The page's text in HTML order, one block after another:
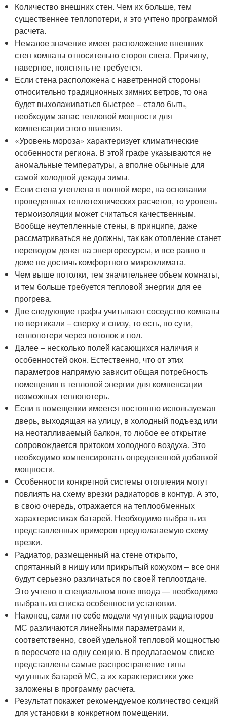
Количество внешних стен. Чем их больше, тем
существеннее теплопотери, и это учтено программой
расчета.
Немалое значение имеет расположение внешних
стен комнаты относительно сторон света. Причину,
наверное, пояснять не требуется.
Если стена расположена с наветренной стороны
относительно традиционных зимних ветров, то она
будет выхолаживаться быстрее – стало быть,
необходим запас тепловой мощности для
компенсации этого явления.
«Уровень мороза» характеризует климатические
особенности региона. В этой графе указываются не
аномальные температуры, а вполне обычные для
самой холодной декады зимы.
Если стена утеплена в полной мере, на основании
проведенных теплотехнических расчетов, то уровень
термоизоляции может считаться качественным.
Вообще неутепленные стены, в принципе, даже
рассматриваться не должны, так как отопление станет
переводом денег на энергоресурсы, и все равно в
доме не достичь комфортного микроклимата.
Чем выше потолки, тем значительнее объем комнаты,
и тем больше требуется тепловой энергии для ее
прогрева.
Две следующие графы учитывают соседство комнаты
по вертикали – сверху и снизу, то есть, по сути,
теплопотери через потолок и пол.
Далее – несколько полей касающихся наличия и
особенностей окон. Естественно, что от этих
параметров напрямую зависит общая потребность
помещения в тепловой энергии для компенсации
возможных теплопотерь.
Если в помещении имеется постоянно используемая
дверь, выходящая на улицу, в холодный подъезд или
на неотапливаемый балкон, то любое ее открытие
сопровождается притоком холодного воздуха. Это
необходимо компенсировать определенной добавкой
мощности.
Особенности конкретной системы отопления могут
повлиять на схему врезки радиаторов в контур. А это,
в свою очередь, отражается на теплообменных
характеристиках батарей. Необходимо выбрать из
представленных примеров предполагаемую схему
врезки.
Радиатор, размещенный на стене открыто,
спрятанный в нишу или прикрытый кожухом – все они
будут серьезно различаться по своей теплоотдаче.
Это учтено в специальном поле ввода — необходимо
выбрать из списка особенности установки.
Наконец, сами по себе модели чугунных радиаторов
МС различаются линейными параметрами и,
соответственно, своей удельной тепловой мощностью
в пересчете на одну секцию. В предлагаемом списке
представлены самые распространение типы
чугунных батарей МС, а их характеристики уже
заложены в программу расчета.
Результат покажет рекомендуемое количество секций
для установки в конкретном помещении.